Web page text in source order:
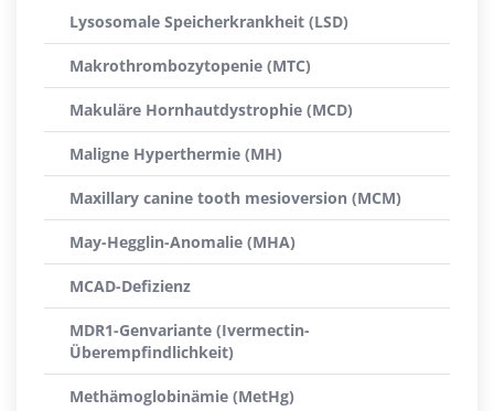
Lysosomale Speicherkrankheit (LSD)
Makrothrombozytopenie (MTC)
Makuläre Hornhautdystrophie (MCD)
Maligne Hyperthermie (MH)
Maxillary canine tooth mesioversion (MCM)
May-Hegglin-Anomalie (MHA)
MCAD-Defizienz
MDR1-Genvariante (Ivermectin-
Überempfindlichkeit)
Methämoglobinämie (MetHg)